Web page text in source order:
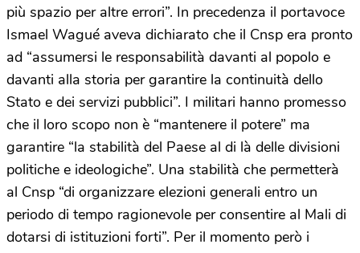
più spazio per altre errori”. In precedenza il portavoce
Ismael Wagué aveva dichiarato che il Cnsp era pronto
ad “assumersi le responsabilità davanti al popolo e
davanti alla storia per garantire la continuità dello
Stato e dei servizi pubblici”. I militari hanno promesso
che il loro scopo non è “mantenere il potere” ma
garantire “la stabilità del Paese al di là delle divisioni
politiche e ideologiche”. Una stabilità che permetterà
al Cnsp “di organizzare elezioni generali entro un
periodo di tempo ragionevole per consentire al Mali di
dotarsi di istituzioni forti”. Per il momento però i